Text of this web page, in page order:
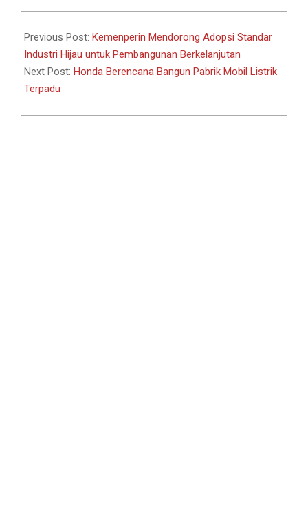
05-
02
Previous Post: Kemenperin Mendorong Adopsi Standar
Industri Hijau untuk Pembangunan Berkelanjutan
Next Post: Honda Berencana Bangun Pabrik Mobil Listrik
Terpadu